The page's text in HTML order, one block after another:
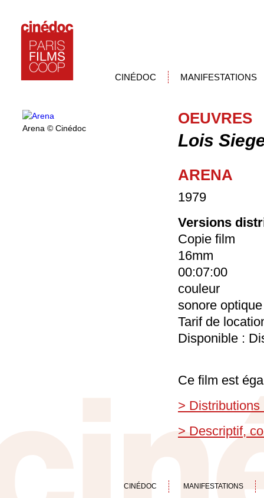
CINÉDOC MANIFESTATIONS
Arena © Cinédoc
OEUVRES
Lois
ARENA
1979
Versions
Copie film
16mm
00:07:00
couleur
sonore optique
Tarif de
Disponible :
Ce film est
> Distributions
> Descriptif,
CINÉDOC MANIFESTATIONS